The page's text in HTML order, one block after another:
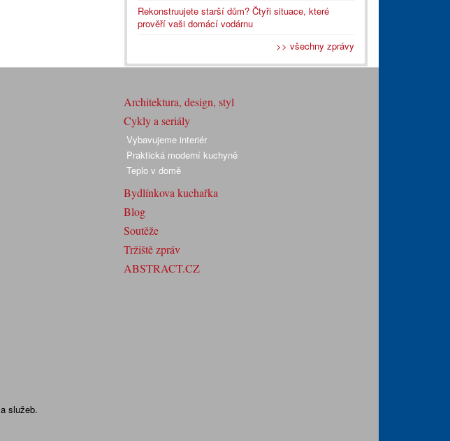
Rekonstruujete starší dům? Čtyři situace, které
prověří vaši domácí vodárnu
>> všechny zprávy
Architektura, design, styl
Cykly a seriály
Vybavujeme interiér
Praktická moderní kuchyně
Teplo v domě
Bydlínkova kuchařka
Blog
Soutěže
Tržiště zpráv
ABSTRACT.CZ
služeb.